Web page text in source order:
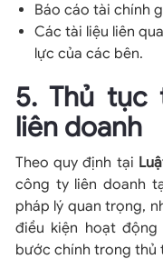
Báo cáo tài chính
Các tài liệu liên
lực của các bên.
5. Thủ tục
liên doanh
Theo quy định tại
công ty liên doanh
pháp lý quan trọng,
điều kiện hoạt
bước chính trong thủ